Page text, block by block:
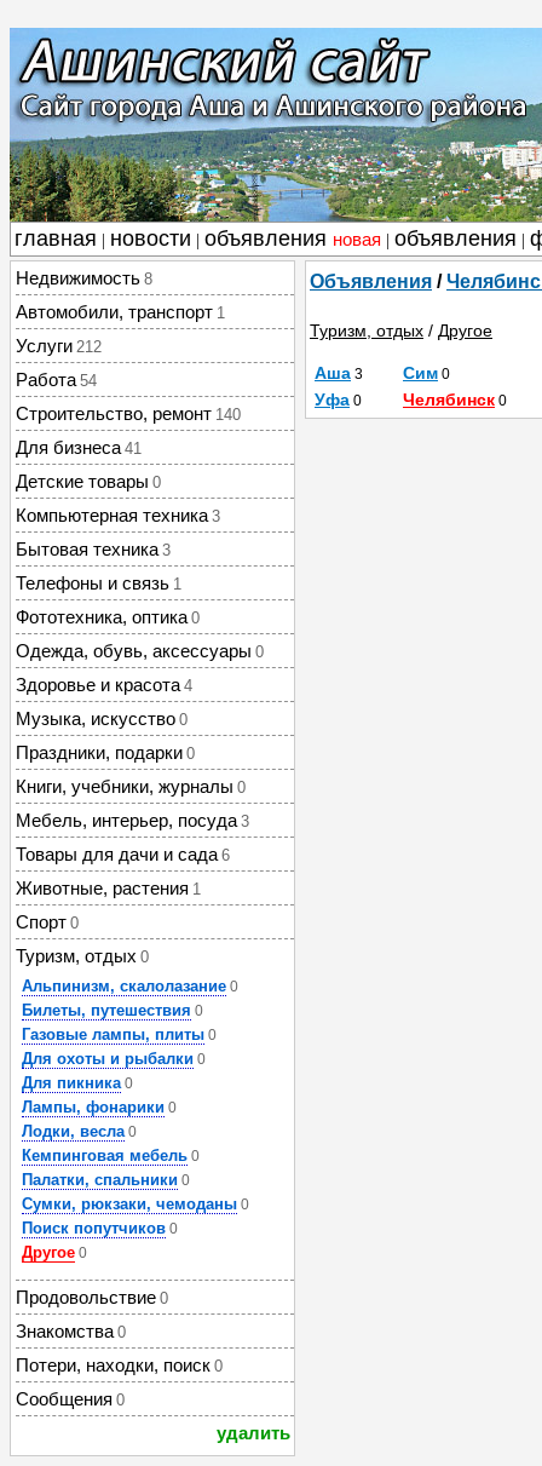
главная новости объявления новая объявления
Недвижимость 8
Автомобили, транспорт 1
Услуги 212
Работа 54
Строительство, ремонт 140
Для бизнеса 41
Детские товары 0
Компьютерная техника 3
Бытовая техника 3
Телефоны и связь 1
Фототехника, оптика 0
Одежда, обувь, аксессуары 0
Здоровье и красота 4
Музыка, искусство 0
Праздники, подарки 0
Книги, учебники, журналы 0
Мебель, интерьер, посуда 3
Товары для дачи и сада 6
Животные, растения 1
Спорт 0
Туризм, отдых 0
Альпинизм, скалолазание 0
Билеты, путешествия 0
Газовые лампы, плиты 0
Для охоты и рыбалки 0
Для пикника 0
Лампы, фонарики 0
Лодки, весла 0
Кемпинговая мебель 0
Палатки, спальники 0
Сумки, рюкзаки, чемоданы 0
Поиск попутчиков 0
Другое 0
Продовольствие 0
Знакомства 0
Потери, находки, поиск 0
Сообщения 0
удалить
Объявления /
Туризм, отдых / Другое
Аша 3 Сим 0
Уфа 0 Челябинск 0